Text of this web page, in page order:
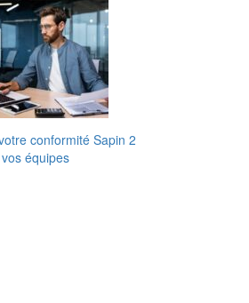
conformité Sapin 2
équipes